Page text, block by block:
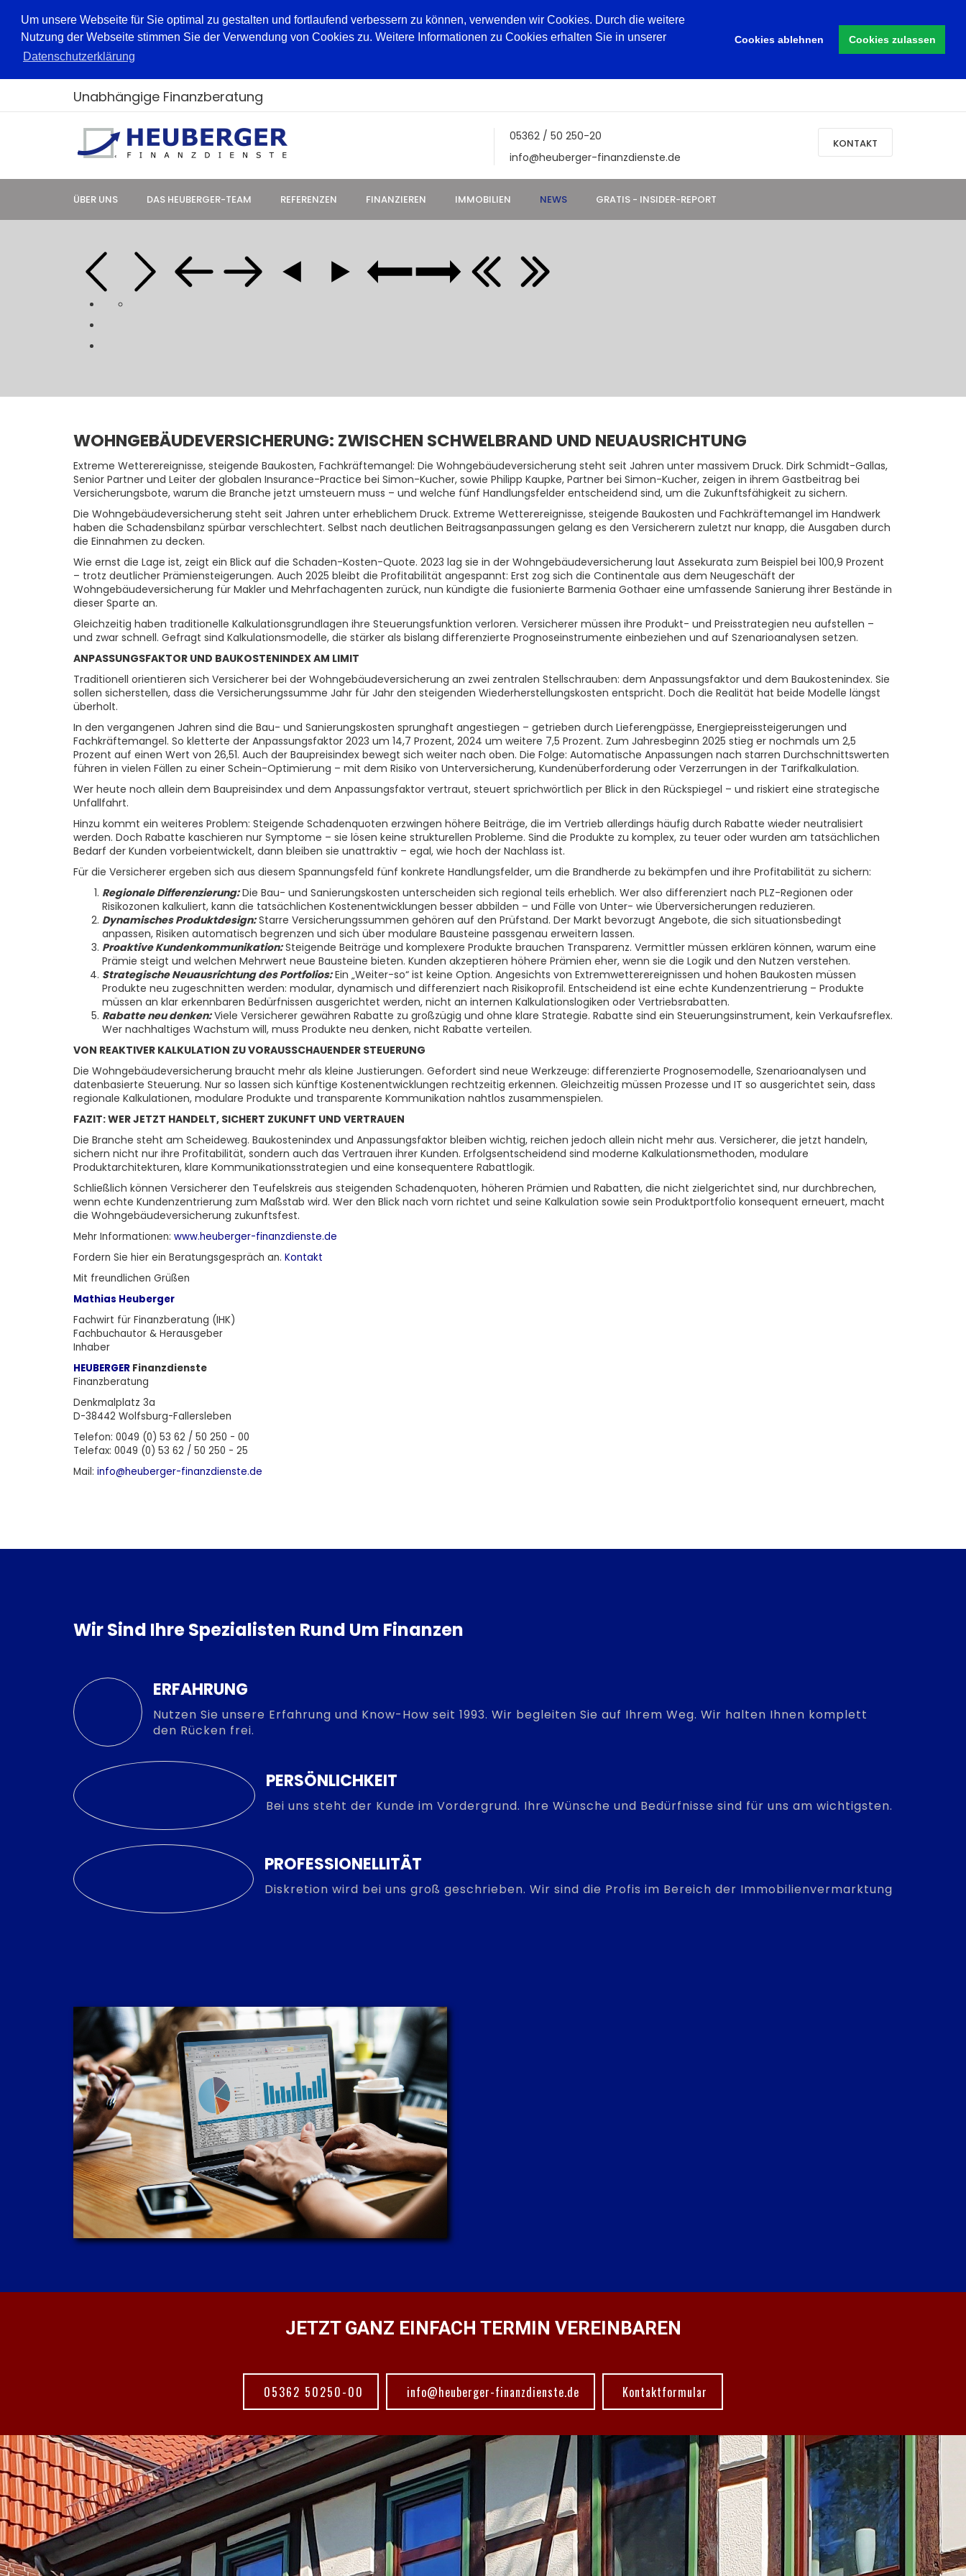
Um unsere Webseite für Sie optimal zu gestalten und fortlaufend verbessern zu können, verwenden wir Cookies. Durch die weitere
Nutzung der Webseite stimmen Sie der Verwendung von Cookies zu. Weitere Informationen zu Cookies erhalten Sie in unserer
Datenschutzerklärung
Cookies ablehnen Cookies zulassen
Unabhängige Finanzberatung
05362 / 50 250-20
info@heuberger-finanzdienste.de
KONTAKT
ÜBER UNS DAS HEUBERGER-TEAM REFERENZEN FINANZIEREN IMMOBILIEN NEWS GRATIS - INSIDER-REPORT
WOHNGEBÄUDEVERSICHERUNG: ZWISCHEN SCHWELBRAND UND NEUAUSRICHTUNG
Extreme Wetterereignisse, steigende Baukosten, Fachkräftemangel: Die Wohngebäudeversicherung steht seit Jahren unter massivem Druck. Dirk Schmidt-Gallas,
Senior Partner und Leiter der globalen Insurance-Practice bei Simon-Kucher, sowie Philipp Kaupke, Partner bei Simon-Kucher, zeigen in ihrem Gastbeitrag bei
Versicherungsbote, warum die Branche jetzt umsteuern muss – und welche fünf Handlungsfelder entscheidend sind, um die Zukunftsfähigkeit zu sichern.
Die Wohngebäudeversicherung steht seit Jahren unter erheblichem Druck. Extreme Wetterereignisse, steigende Baukosten und Fachkräftemangel im Handwerk
haben die Schadensbilanz spürbar verschlechtert. Selbst nach deutlichen Beitragsanpassungen gelang es den Versicherern zuletzt nur knapp, die Ausgaben durch
die Einnahmen zu decken.
Wie ernst die Lage ist, zeigt ein Blick auf die Schaden-Kosten-Quote. 2023 lag sie in der Wohngebäudeversicherung laut Assekurata zum Beispiel bei 100,9 Prozent
– trotz deutlicher Prämiensteigerungen. Auch 2025 bleibt die Profitabilität angespannt: Erst zog sich die Continentale aus dem Neugeschäft der
Wohngebäudeversicherung für Makler und Mehrfachagenten zurück, nun kündigte die fusionierte Barmenia Gothaer eine umfassende Sanierung ihrer Bestände in
dieser Sparte an.
Gleichzeitig haben traditionelle Kalkulationsgrundlagen ihre Steuerungsfunktion verloren. Versicherer müssen ihre Produkt- und Preisstrategien neu aufstellen –
und zwar schnell. Gefragt sind Kalkulationsmodelle, die stärker als bislang differenzierte Prognoseinstrumente einbeziehen und auf Szenarioanalysen setzen.
ANPASSUNGSFAKTOR UND BAUKOSTENINDEX AM LIMIT
Traditionell orientieren sich Versicherer bei der Wohngebäudeversicherung an zwei zentralen Stellschrauben: dem Anpassungsfaktor und dem Baukostenindex. Sie
sollen sicherstellen, dass die Versicherungssumme Jahr für Jahr den steigenden Wiederherstellungskosten entspricht. Doch die Realität hat beide Modelle längst
überholt.
In den vergangenen Jahren sind die Bau- und Sanierungskosten sprunghaft angestiegen – getrieben durch Lieferengpässe, Energiepreissteigerungen und
Fachkräftemangel. So kletterte der Anpassungsfaktor 2023 um 14,7 Prozent, 2024 um weitere 7,5 Prozent. Zum Jahresbeginn 2025 stieg er nochmals um 2,5
Prozent auf einen Wert von 26,51. Auch der Baupreisindex bewegt sich weiter nach oben. Die Folge: Automatische Anpassungen nach starren Durchschnittswerten
führen in vielen Fällen zu einer Schein-Optimierung – mit dem Risiko von Unterversicherung, Kundenüberforderung oder Verzerrungen in der Tarifkalkulation.
Wer heute noch allein dem Baupreisindex und dem Anpassungsfaktor vertraut, steuert sprichwörtlich per Blick in den Rückspiegel – und riskiert eine strategische
Unfallfahrt.
Hinzu kommt ein weiteres Problem: Steigende Schadenquoten erzwingen höhere Beiträge, die im Vertrieb allerdings häufig durch Rabatte wieder neutralisiert
werden. Doch Rabatte kaschieren nur Symptome – sie lösen keine strukturellen Probleme. Sind die Produkte zu komplex, zu teuer oder wurden am tatsächlichen
Bedarf der Kunden vorbeientwickelt, dann bleiben sie unattraktiv – egal, wie hoch der Nachlass ist.
Für die Versicherer ergeben sich aus diesem Spannungsfeld fünf konkrete Handlungsfelder, um die Brandherde zu bekämpfen und ihre Profitabilität zu sichern:
Regionale Differenzierung:Die Bau- und Sanierungskosten unterscheiden sich regional teils erheblich. Wer also differenziert nach PLZ-Regionen oder
Risikozonen kalkuliert, kann die tatsächlichen Kostenentwicklungen besser abbilden – und Fälle von Unter- wie Überversicherungen reduzieren.
Dynamisches Produktdesign:Starre Versicherungssummen gehören auf den Prüfstand. Der Markt bevorzugt Angebote, die sich situationsbedingt
anpassen, Risiken automatisch begrenzen und sich über modulare Bausteine passgenau erweitern lassen.
Proaktive Kundenkommunikation:Steigende Beiträge und komplexere Produkte brauchen Transparenz. Vermittler müssen erklären können, warum eine
Prämie steigt und welchen Mehrwert neue Bausteine bieten. Kunden akzeptieren höhere Prämien eher, wenn sie die Logik und den Nutzen verstehen.
Strategische Neuausrichtung des Portfolios:Ein „Weiter-so“ ist keine Option. Angesichts von Extremwetterereignissen und hohen Baukosten müssen
Produkte neu zugeschnitten werden: modular, dynamisch und differenziert nach Risikoprofil. Entscheidend ist eine echte Kundenzentrierung – Produkte
müssen an klar erkennbaren Bedürfnissen ausgerichtet werden, nicht an internen Kalkulationslogiken oder Vertriebsrabatten.
Rabatte neu denken:Viele Versicherer gewähren Rabatte zu großzügig und ohne klare Strategie. Rabatte sind ein Steuerungsinstrument, kein Verkaufsreflex.
Wer nachhaltiges Wachstum will, muss Produkte neu denken, nicht Rabatte verteilen.
VON REAKTIVER KALKULATION ZU VORAUSSCHAUENDER STEUERUNG
Die Wohngebäudeversicherung braucht mehr als kleine Justierungen. Gefordert sind neue Werkzeuge: differenzierte Prognosemodelle, Szenarioanalysen und
datenbasierte Steuerung. Nur so lassen sich künftige Kostenentwicklungen rechtzeitig erkennen. Gleichzeitig müssen Prozesse und IT so ausgerichtet sein, dass
regionale Kalkulationen, modulare Produkte und transparente Kommunikation nahtlos zusammenspielen.
FAZIT: WER JETZT HANDELT, SICHERT ZUKUNFT UND VERTRAUEN
Die Branche steht am Scheideweg. Baukostenindex und Anpassungsfaktor bleiben wichtig, reichen jedoch allein nicht mehr aus. Versicherer, die jetzt handeln,
sichern nicht nur ihre Profitabilität, sondern auch das Vertrauen ihrer Kunden. Erfolgsentscheidend sind moderne Kalkulationsmethoden, modulare
Produktarchitekturen, klare Kommunikationsstrategien und eine konsequentere Rabattlogik.
Schließlich können Versicherer den Teufelskreis aus steigenden Schadenquoten, höheren Prämien und Rabatten, die nicht zielgerichtet sind, nur durchbrechen,
wenn echte Kundenzentrierung zum Maßstab wird. Wer den Blick nach vorn richtet und seine Kalkulation sowie sein Produktportfolio konsequent erneuert, macht
die Wohngebäudeversicherung zukunftsfest.
Mehr Informationen: www.heuberger-finanzdienste.de
Fordern Sie hier ein Beratungsgespräch an. Kontakt
Mit freundlichen Grüßen
Mathias Heuberger
Fachwirt für Finanzberatung (IHK)
Fachbuchautor & Herausgeber
Inhaber
HEUBERGER Finanzdienste
Finanzberatung
Denkmalplatz 3a
D-38442 Wolfsburg-Fallersleben
Telefon: 0049 (0) 53 62 / 50 250 - 00
Telefax: 0049 (0) 53 62 / 50 250 - 25
Mail: info@heuberger-finanzdienste.de
Wir Sind Ihre Spezialisten Rund Um Finanzen
ERFAHRUNG
Nutzen Sie unsere Erfahrung und Know-How seit 1993. Wir begleiten Sie auf Ihrem Weg. Wir halten Ihnen komplett
den Rücken frei.
PERSÖNLICHKEIT
Bei uns steht der Kunde im Vordergrund. Ihre Wünsche und Bedürfnisse sind für uns am wichtigsten.
PROFESSIONELLITÄT
Diskretion wird bei uns groß geschrieben. Wir sind die Profis im Bereich der Immobilienvermarktung
JETZT GANZ EINFACH TERMIN VEREINBAREN
05362 50250-00 info@heuberger-finanzdienste.de Kontaktformular